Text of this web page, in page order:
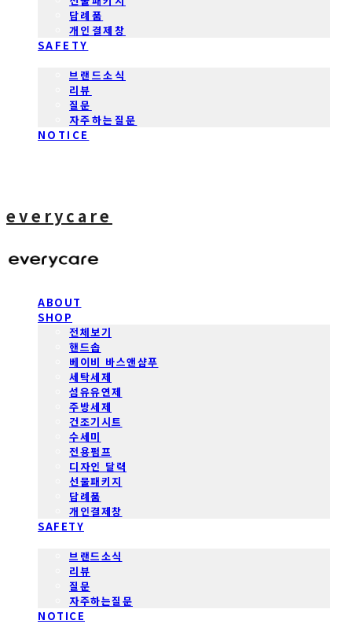
답례품
개인결제창
SAFETY
브랜드소식
리뷰
질문
자주하는질문
NOTICE
everycare
ABOUT
SHOP
전체보기
핸드솝
베이비 바스앤샴푸
세탁세제
섬유유연제
주방세제
건조기시트
수세미
전용펌프
디자인 달력
선물패키지
답례품
개인결제창
SAFETY
브랜드소식
리뷰
질문
자주하는질문
NOTICE